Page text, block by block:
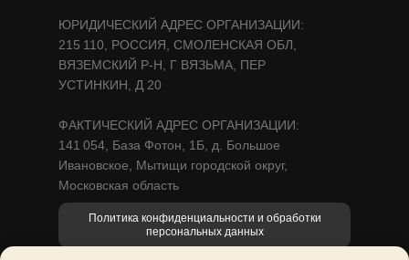
ЮРИДИЧЕСКИЙ АДРЕС ОРГАНИЗАЦИИ:
215 110, РОССИЯ, СМОЛЕНСКАЯ ОБЛ,
ВЯЗЕМСКИЙ Р-Н, Г ВЯЗЬМА, ПЕР
УСТИНКИН, Д 20
ФАКТИЧЕСКИЙ АДРЕС ОРГАНИЗАЦИИ:
141 054, База Фотон, 1Б , д. Большое
Ивановское, Мытищи городской округ,
Московская область
Политика конфиденциальности и обработки
персональных данных